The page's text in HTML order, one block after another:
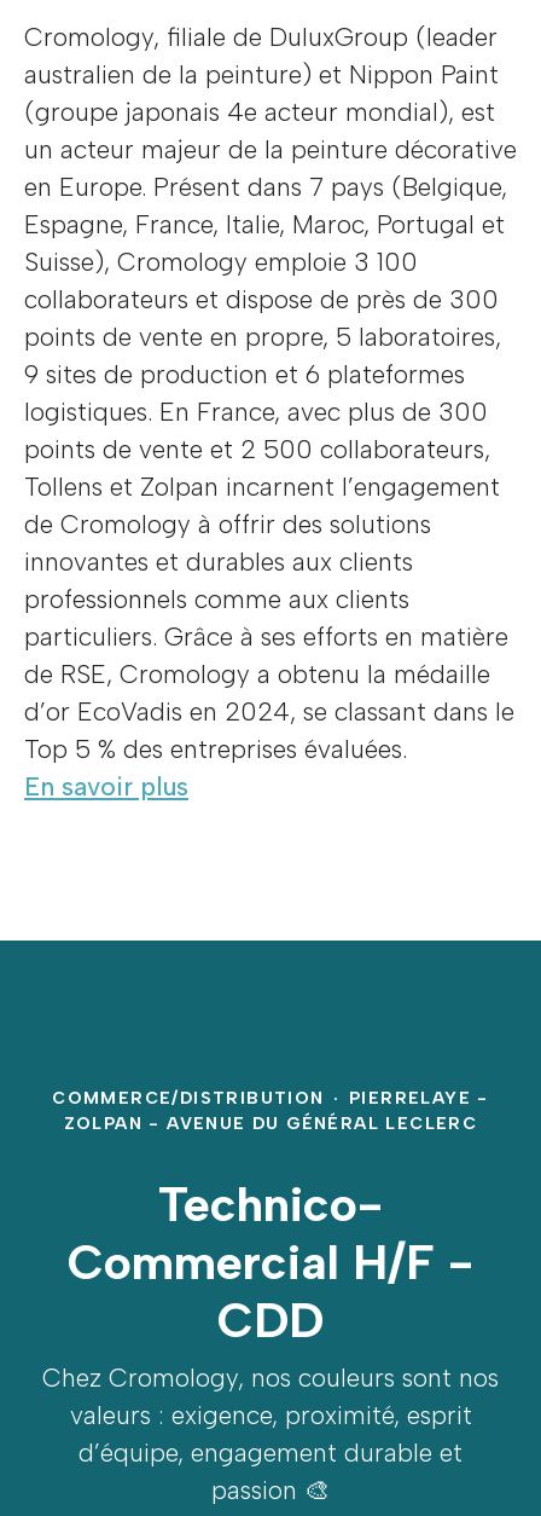
Cromology, filiale de DuluxGroup (leader
australien de la peinture) et Nippon Paint
(groupe japonais 4e acteur mondial), est
un acteur majeur de la peinture décorative
en Europe. Présent dans 7 pays (Belgique,
Espagne, France, Italie, Maroc, Portugal et
Suisse), Cromology emploie 3 100
collaborateurs et dispose de près de 300
points de vente en propre, 5 laboratoires,
9 sites de production et 6 plateformes
logistiques. En France, avec plus de 300
points de vente et 2 500 collaborateurs,
Tollens et Zolpan incarnent l’engagement
de Cromology à offrir des solutions
innovantes et durables aux clients
professionnels comme aux clients
particuliers. Grâce à ses efforts en matière
de RSE, Cromology a obtenu la médaille
d’or EcoVadis en 2024, se classant dans le
Top 5 % des entreprises évaluées.
En savoir plus
COMMERCE/DISTRIBUTION ·
PIERRELAYE -
ZOLPAN - AVENUE DU GÉNÉRAL LECLERC
Technico-
Commercial H/F -
CDD
Chez Cromology, nos couleurs sont nos
valeurs : exigence, proximité, esprit
d’équipe, engagement durable et
passion 🎨